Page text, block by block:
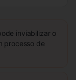
inviabilizar o
processo de